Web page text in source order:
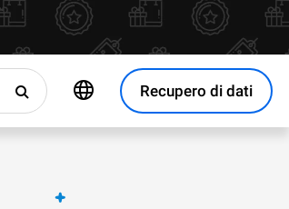
Recupero di dati